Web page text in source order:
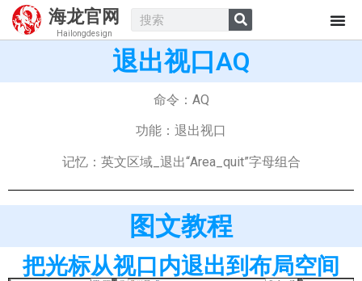
海龙官网
Hailongdesign
退出视口AQ
命令：AQ
功能：退出视口
记忆：英文区域_退出“Area_quit”字母组合
图文教程
把光标从视口内退出到布局空间